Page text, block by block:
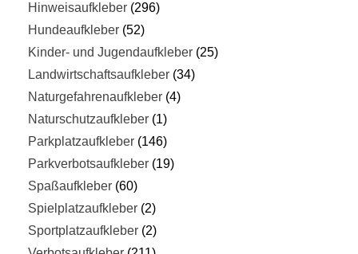
Hinweisaufkleber 296
Hundeaufkleber 52
Kinder- und Jugendaufkleber 25
Landwirtschaftsaufkleber 34
Naturgefahrenaufkleber 4
Naturschutzaufkleber 1
Parkplatzaufkleber 146
Parkverbotsaufkleber 19
Spaßaufkleber 60
Spielplatzaufkleber 2
Sportplatzaufkleber 2